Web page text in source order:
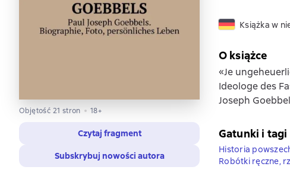
Objętość 21 stron 18+
Czytaj fragment
Subskrybuj nowości autora
Książka w
O książce
«Je
Ideologe des
Joseph
Gatunki i tagi
Historia
Robótki ręczne,